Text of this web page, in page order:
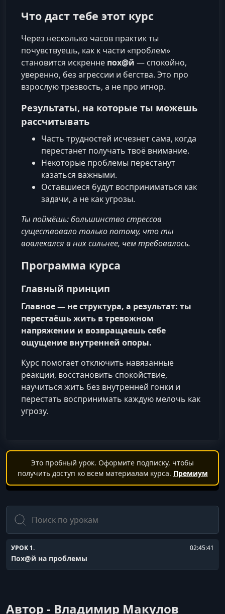
Что даст тебе этот курс
Через несколько часов практик ты
почувствуешь, как к части «проблем»
становится искренне пох@й — спокойно,
уверенно, без агрессии и бегства. Это про
взрослую трезвость, а не про игнор.
Результаты, на которые ты можешь
рассчитывать
Часть трудностей исчезнет сама, когда
перестанет получать твоё внимание.
Некоторые проблемы перестанут
казаться важными.
Оставшиеся будут восприниматься как
задачи, а не как угрозы.
Ты поймёшь: большинство стрессов
существовало только потому, что ты
вовлекался в них сильнее, чем требовалось.
Программа курса
Главный принцип
Главное — не структура, а результат: ты
перестаёшь жить в тревожном
напряжении и возвращаешь себе
ощущение внутренней опоры.
Курс помогает отключить навязанные
реакции, восстановить спокойствие,
научиться жить без внутренней гонки и
перестать воспринимать каждую мелочь как
угрозу.
Это пробный урок. Оформите подписку, чтобы
получить доступ ко всем материалам курса. Премиум
Поиск
УРОК 1. 02:45:41
Пох@й на проблемы
Автор - Владимир Макулов